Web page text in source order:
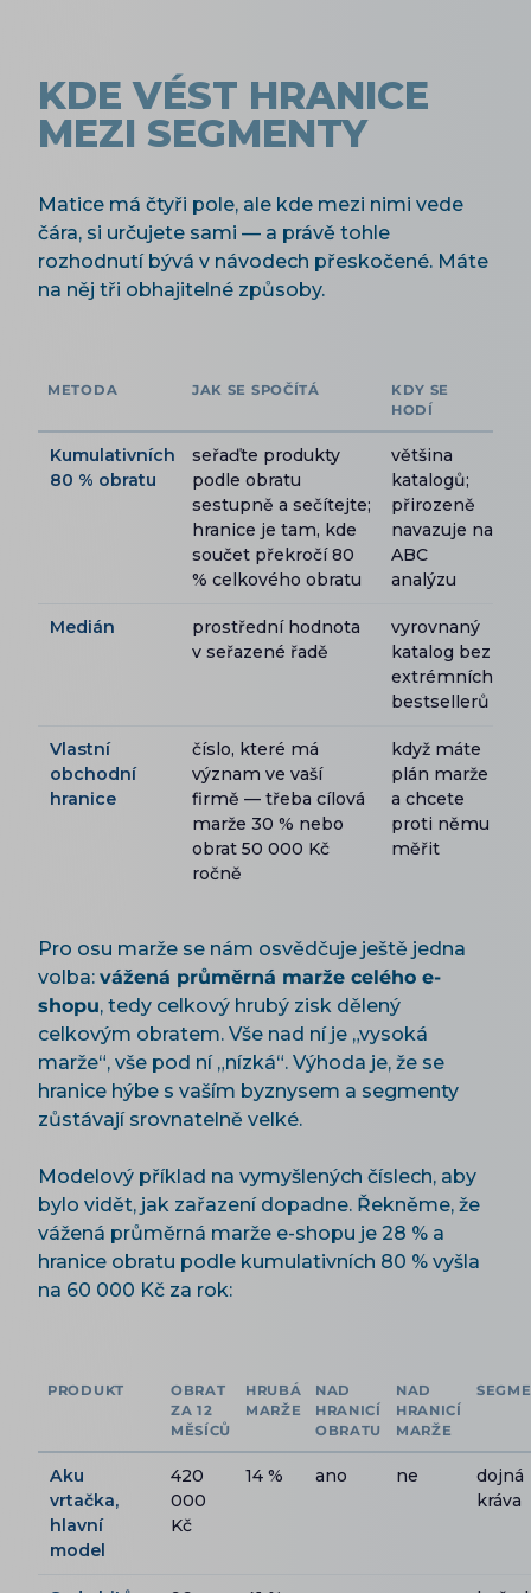
KDE VÉST HRANICE
MEZI SEGMENTY
Matice má čtyři pole, ale kde mezi nimi vede
čára, si určujete sami — a právě tohle
rozhodnutí bývá v návodech přeskočené. Máte
na něj tři obhajitelné způsoby.
METODA JAK SE SPOČÍTÁ
KDY SE
HODÍ
Kumulativních
80 % obratu
seřaďte produkty
podle obratu
sestupně a sečítejte;
hranice je tam, kde
součet překročí 80
% celkového obratu
většina
katalogů;
přirozeně
navazuje na
ABC
analýzu
Medián
prostřední hodnota
v seřazené řadě
vyrovnaný
katalog bez
extrémních
bestsellerů
Vlastní
obchodní
hranice
číslo, které má
význam ve vaší
firmě — třeba cílová
marže 30 % nebo
obrat 50 000 Kč
ročně
když máte
plán marže
a chcete
proti němu
měřit
Pro osu marže se nám osvědčuje ještě jedna
volba: vážená průměrná marže celého e-
shopu, tedy celkový hrubý zisk dělený
celkovým obratem. Vše nad ní je „vysoká
marže“, vše pod ní „nízká“. Výhoda je, že se
hranice hýbe s vaším byznysem a segmenty
zůstávají srovnatelně velké.
Modelový příklad na vymyšlených číslech, aby
bylo vidět, jak zařazení dopadne. Řekněme, že
vážená průměrná marže e-shopu je 28 % a
hranice obratu podle kumulativních 80 % vyšla
na 60 000 Kč za rok:
PRODUKT
OBRAT
ZA 12
MĚSÍCŮ
HRUBÁ
MARŽE
NAD
HRANICÍ
OBRATU
NAD
HRANICÍ
MARŽE
Aku
vrtačka,
hlavní
model
420
000
Kč
14 % ano ne
dojná
kráva